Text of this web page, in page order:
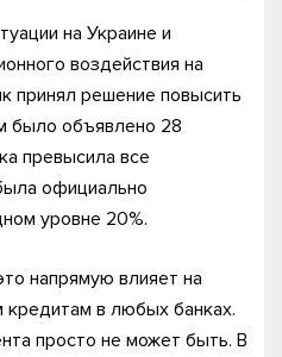
на Украине и
воздействия на
принял решение повысить
было объявлено 28
превысила все
официально
уровне 20%.
напрямую влияет на
в любых банках.
просто не может быть. В